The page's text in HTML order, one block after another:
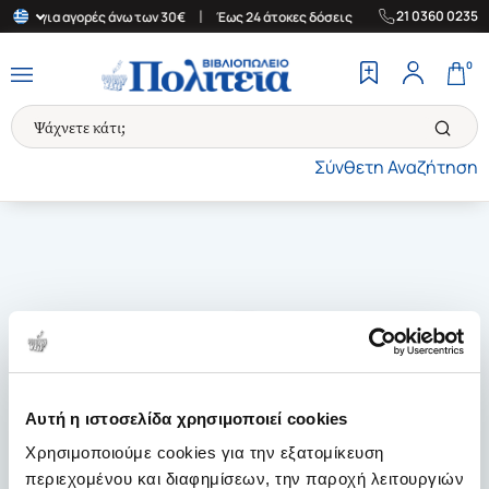
Αυτή η ιστοσελίδα χρησιμοποιεί cookies
Χρησιμοποιούμε cookies για την εξατομίκευση
περιεχομένου και διαφημίσεων, την παροχή λειτουργιών
για αγορές άνω των 30€ Έως 24 άτοκες δόσεις | Δωρεάν
21 0360 0235
Σύνθετη Αναζήτηση
0